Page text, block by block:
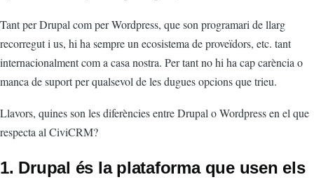
Tant per Drupal com per Wordpress, que son programari de llarg
recorregut i us, hi ha sempre un ecosistema de proveïdors, etc. tant
internacionalment com a casa nostra. Per tant no hi ha cap carència o
manca de suport per qualsevol de les dugues opcions que trieu.
Llavors, quines son les diferències entre Drupal o Wordpress en el que
respecta al CiviCRM?
1. Drupal és la plataforma que usen els